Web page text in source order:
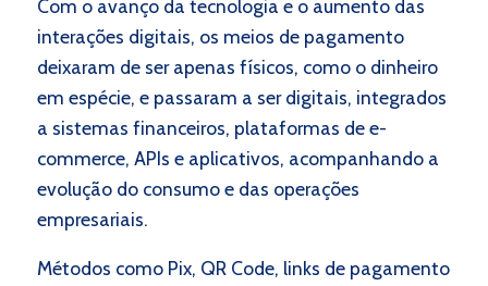
Com o avanço da tecnologia e o aumento das
interações digitais, os meios de pagamento
deixaram de ser apenas físicos, como o dinheiro
em espécie, e passaram a ser digitais, integrados
a sistemas financeiros, plataformas de e-
commerce, APIs e aplicativos, acompanhando a
evolução do consumo e das operações
empresariais.
Métodos como Pix, QR Code, links de pagamento